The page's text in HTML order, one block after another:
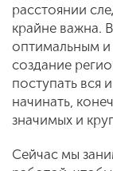
расстоянии
крайне важна.
оптимальным
создание
поступать вся
начинать,
значимых и
Сейчас мы